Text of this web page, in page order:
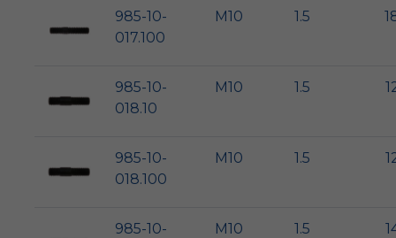
985-10-
017.100
M10 1.5
985-10-
018.10
M10 1.5
985-10-
018.100
M10 1.5
985-10-
M10 1.5